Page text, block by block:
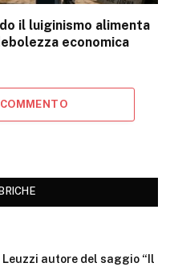
il luiginismo alimenta
economica
autore del saggio “Il